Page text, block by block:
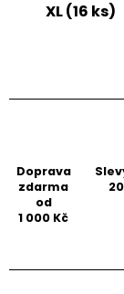
XL (16 ks)
Doprava
zdarma
od
1 000 Kč